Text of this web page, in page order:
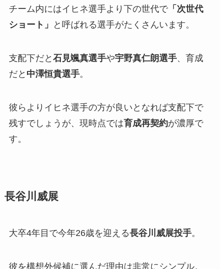
チーム内にはイヒネ選手より下の世代で「次世代
ショート」
と呼ばれる選手がたくさんいます。
支配下だと 石見颯真選手や宇野真仁朗選手、育成
だと 中澤恒貴選手。
彼らよりイヒネ選手の方が良いとなれば支配下で
残すでしょうが、現時点では育成再契約が濃厚で
す。
長谷川威展
大卒4年目で今年26歳を迎える長谷川威展投手。
彼を構想外候補に選んだ理由は非常にシンプル。